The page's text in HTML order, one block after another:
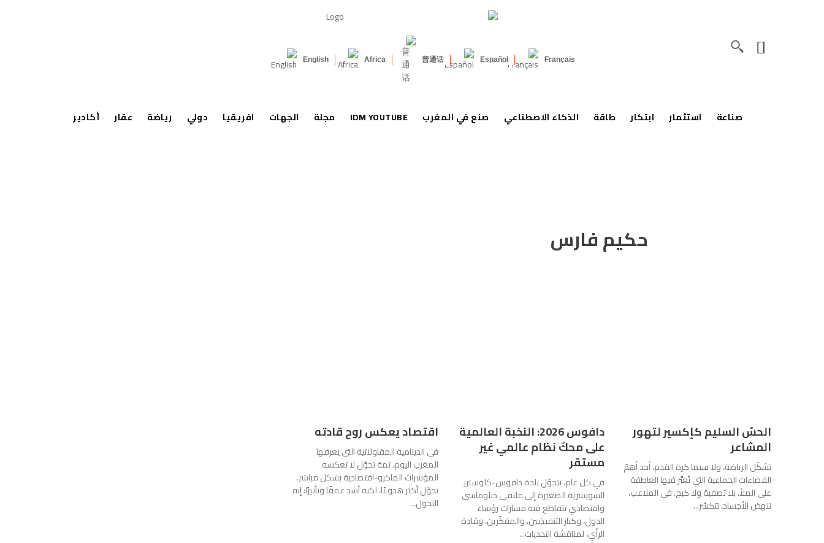
Français
Español
普通话
Africa
English
صناعة استثمار ابتكار طاقة الذكاء الاصطناعي صنع في المغرب IDM YOUTUBE مجلة الجهات افريقيا دولي رياضة عقار أكادير
حكيم فارس
الحسّ السليم كإكسير لتهور
المشاعر
تشكّل الرياضة، ولا سيما كرة القدم، أحد أهمّ
الفضاءات الجماعية التي تُعبَّر فيها العاطفة
على الملأ، بلا تصفية ولا كبح. في الملاعب،
تنهض الأجساد، تتكسّر...
دافوس 2026: النخبة العالمية
على محكّ نظام عالمي غير
مستقر
في كل عام، تتحوّل بلدة دافوس-كلوسترز
السويسرية الصغيرة إلى ملتقى دبلوماسي
واقتصادي تتقاطع فيه مسارات رؤساء
الدول، وكبار التنفيذيين، والمفكّرين، وقادة
الرأي، لمناقشة التحديات...
اقتصاد يعكس روح قادته
في الدينامية المقاولاتية التي يعرفها
المغرب اليوم، ثمة تحوّل لا تعكسه
المؤشرات الماكرو-اقتصادية بشكل مباشر.
تحوّل أكثر هدوءًا، لكنه أشد عمقًا وتأثيرًا: إنه
التحول...